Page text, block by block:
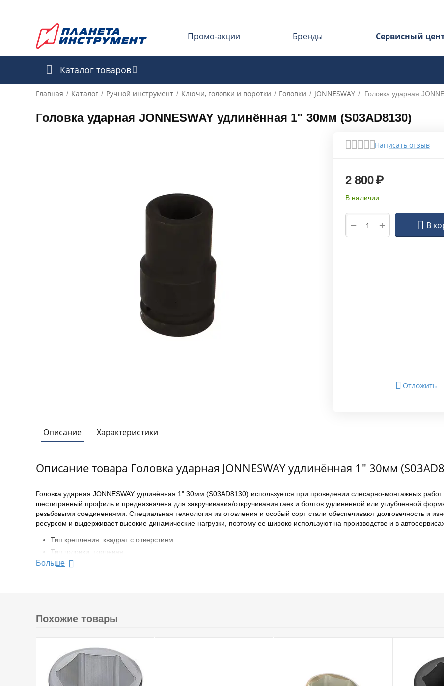
Промо-акции Бренды Сервисный
Каталог товаров
Главная / Каталог / Ручной инструмент / Ключи, головки и воротки / Головки / JONNESWAY / Головка ударная
Головка ударная JONNESWAY удлинённая 1" 30мм (S03AD8130)
Написать отзыв
2 800₽
В наличии
+
− В
Отложить
Описание Характеристики
Описание товара Головка ударная JONNESWAY удлинённая 1" 30мм
Головка ударная JONNESWAY удлинённая 1" 30мм (S03AD8130) используется при проведении слесарно-монтажных
шестигранный профиль и предназначена для закручивания/откручивания гаек и болтов удлиненной или углубленной
резьбовыми соединениями. Специальная технология изготовления и особый сорт стали обеспечивают долговечность и
ресурсом и выдерживает высокие динамические нагрузки, поэтому ее широко используют на производстве и в
Тип крепления: квадрат с отверстием
Тип головки: торцевая
Размер посадки 1 дюйм
Материал CrMo
Больше
Похожие товары